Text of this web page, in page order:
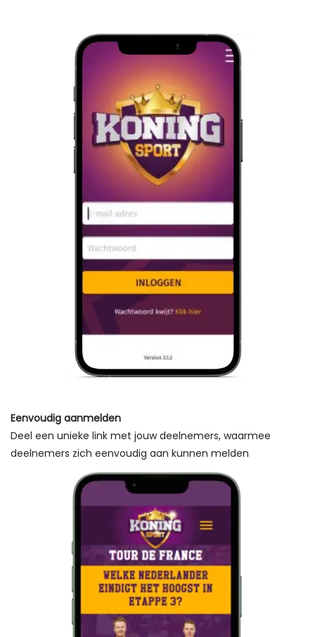
Eenvoudig aanmelden
Deel een unieke link met jouw deelnemers, waarmee
deelnemers zich eenvoudig aan kunnen melden